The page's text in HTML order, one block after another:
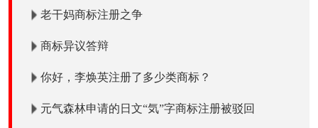
老干妈商标注册之争
商标异议答辩
你好，李焕英注册了多少类商标？
元气森林申请的日文“気”字商标注册被驳回